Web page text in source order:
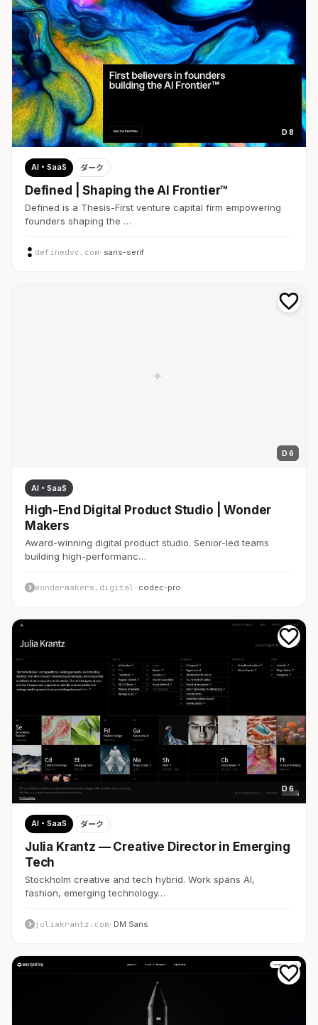
D 8
AI・SaaS ダーク
Defined | Shaping the AI Frontier™
Defined is a Thesis-First venture capital firm empowering
founders shaping the …
definedvc.com· sans-serif
D 6
AI・SaaS
High-End Digital Product Studio | Wonder
Makers
Award-winning digital product studio. Senior-led teams
building high-performanc…
wondermakers.digital · codec-pro
D 6
AI・SaaS ダーク
Julia Krantz — Creative Director in Emerging
Tech
Stockholm creative and tech hybrid. Work spans AI,
fashion, emerging technology…
juliakrantz.com· DM Sans